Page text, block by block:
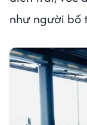
như người bố